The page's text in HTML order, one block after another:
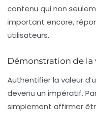
contenu qui non
important encore,
utilisateurs.
Démonstration de la
Authentifier la valeur
devenu un impératif.
simplement affirmer